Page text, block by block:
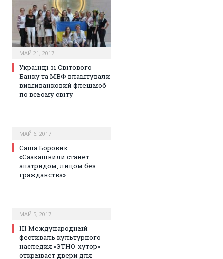
МАЙ 21, 2017
Українці зі Світового
Банку та МВФ влаштували
вишиванковий флешмоб
по всьому світу
МАЙ 6, 2017
Саша Боровик:
«Саакашвили станет
апатридом, лицом без
гражданства»
МАЙ 5, 2017
III Международный
фестиваль культурного
наследия «ЭТНО-хутор»
открывает двери для